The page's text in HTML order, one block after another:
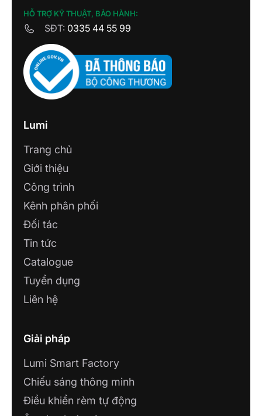
HỖ TRỢ KỸ THUẬT, BẢO HÀNH:
SĐT: 0335 44 55 99
Lumi
Trang chủ
Giới thiệu
Công trình
Kênh phân phối
Đối tác
Tin tức
Catalogue
Tuyển dụng
Liên hệ
Giải pháp
Lumi Smart Factory
Chiếu sáng thông minh
Điều khiển rèm tự động